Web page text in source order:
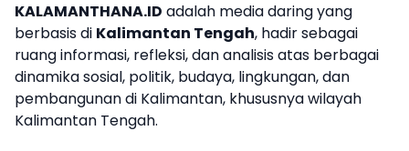
KALAMANTHANA.ID adalah media daring yang
berbasis di Kalimantan Tengah, hadir sebagai
ruang informasi, refleksi, dan analisis atas berbagai
dinamika sosial, politik, budaya, lingkungan, dan
pembangunan di Kalimantan, khususnya wilayah
Kalimantan Tengah.